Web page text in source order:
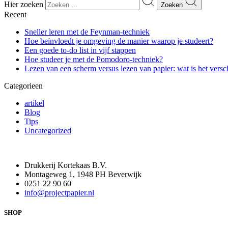
Hier zoeken Zoeken
Recent
Sneller leren met de Feynman-techniek
Hoe beïnvloedt je omgeving de manier waarop je studeert?
Een goede to-do list in vijf stappen
Hoe studeer je met de Pomodoro-techniek?
Lezen van een scherm versus lezen van papier: wat is het
Categorieen
artikel
Blog
Tips
Uncategorized
Drukkerij Kortekaas B.V.
Montageweg 1, 1948 PH Beverwijk
0251 22 90 60
info@projectpapier.nl
SHOP